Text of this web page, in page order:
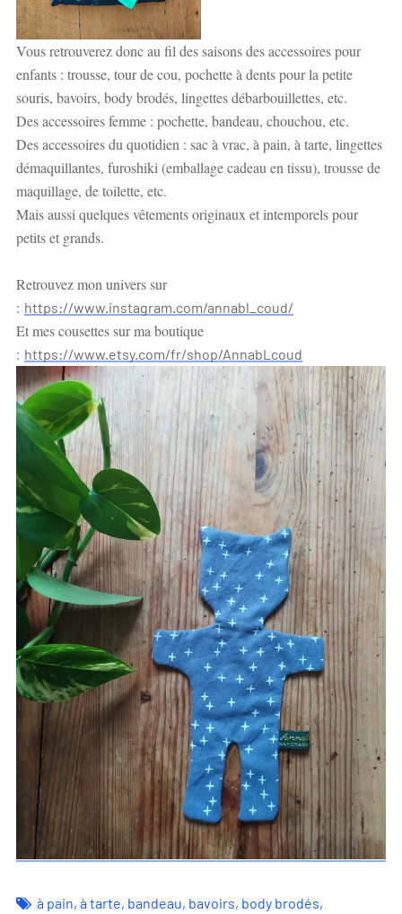
Vous retrouverez donc au fil des saisons des accessoires pour
enfants : trousse, tour de cou, pochette à dents pour la petite
souris, bavoirs, body brodés, lingettes débarbouillettes, etc.
Des accessoires femme : pochette, bandeau, chouchou, etc.
Des accessoires du quotidien : sac à vrac, à pain, à tarte, lingettes
démaquillantes, furoshiki (emballage cadeau en tissu), trousse de
maquillage, de toilette, etc.
Mais aussi quelques vêtements originaux et intemporels pour
petits et grands.
Retrouvez mon univers sur
: https://www.instagram.com/annabl_coud/
Et mes cousettes sur ma boutique
: https://www.etsy.com/fr/shop/AnnabLcoud
à pain,à tarte, bandeau, bavoirs, body brodés,